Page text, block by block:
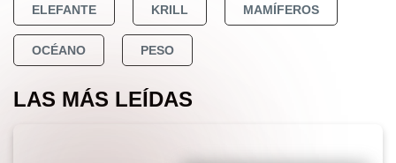
ELEFANTE KRILL MAMÍFEROS
OCÉANO PESO
LAS MÁS LEÍDAS